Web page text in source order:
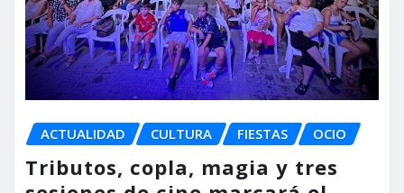
ACTUALIDAD CULTURA FIESTAS OCIO
Tributos, copla, magia y tres